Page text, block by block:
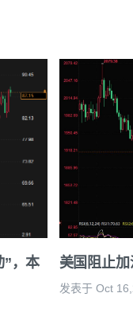
”，本
美国阻止
发表于 Oct